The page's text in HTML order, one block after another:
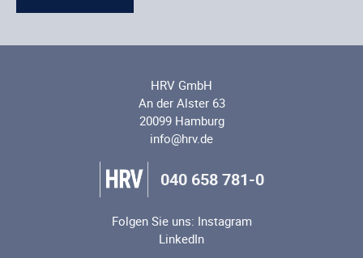
HRV GmbH
An der Alster 63
20099 Hamburg
info@hrv.de
040 658 781-0
Folgen Sie uns: Instagram
LinkedIn